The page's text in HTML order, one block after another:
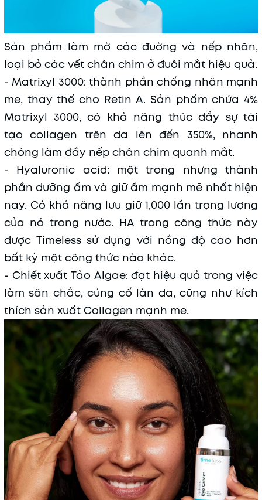
Sản phẩm làm mờ các đuờng và nếp nhăn,
loại bỏ các vết chân chim ở đuôi mắt hiệu quả.
- Matrixyl 3000: thành phần chống nhăn mạnh
mẽ, thay thế cho Retin A. Sản phẩm chứa 4%
Matrixyl 3000, có khả năng thúc đẩy sự tái
tạo collagen trên da lên đến 350%, nhanh
chóng làm đầy nếp chân chim quanh mắt.
- Hyaluronic acid: một trong những thành
phần dưỡng ẩm và giữ ẩm mạnh mẽ nhất hiện
nay. Có khả năng lưu giữ 1,000 lần trọng lượng
của nó trong nước. HA trong công thức này
được Timeless sử dụng với nồng độ cao hơn
bất kỳ một công thức nào khác.
- Chiết xuất Tảo Algae: đạt hiệu quả trong việc
làm săn chắc, củng cố làn da, cũng như kích
thích sản xuất Collagen mạnh mẽ.